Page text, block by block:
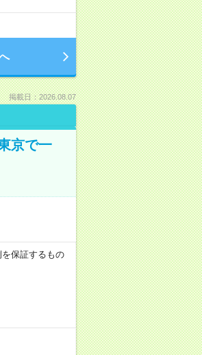
掲載日：2026.08.07
京で一
保証するもの